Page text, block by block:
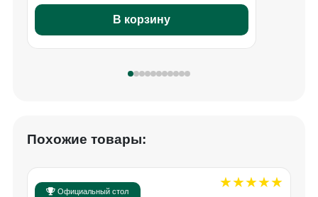
В корзину
Похожие товары:
Официальный стол